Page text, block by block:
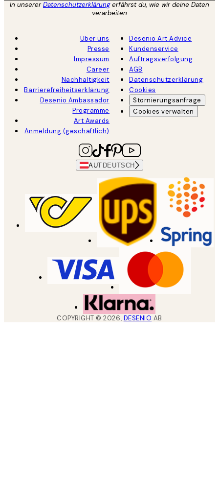
In unsererDatenschutzerklärungerfährst du, wie wir deine Daten
verarbeiten
Über uns
Presse
Impressum
Career
Nachhaltigkeit
Barrierefreiheitserklärung
Desenio Ambassador
Programme
Art Awards
Anmeldung (geschäftlich)
Desenio Art Advice
Kundenservice
Auftragsverfolgung
AGB
Datenschutzerklärung
Cookies
Stornierungsanfrage
Cookies verwalten
AUT DEUTSCH
COPYRIGHT ©2026, DESENIO AB